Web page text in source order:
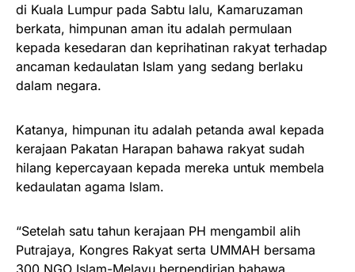
di Kuala Lumpur pada Sabtu lalu, Kamaruzaman
berkata, himpunan aman itu adalah permulaan
kepada kesedaran dan keprihatinan rakyat terhadap
ancaman kedaulatan Islam yang sedang berlaku
dalam negara.
Katanya, himpunan itu adalah petanda awal kepada
kerajaan Pakatan Harapan bahawa rakyat sudah
hilang kepercayaan kepada mereka untuk membela
kedaulatan agama Islam.
“Setelah satu tahun kerajaan PH mengambil alih
Putrajaya, Kongres Rakyat serta UMMAH bersama
300 NGO Islam-Melayu berpendirian bahawa